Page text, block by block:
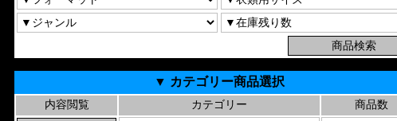
▼ カテゴリー商品選択
内容閲覧 カテゴリー
商品数